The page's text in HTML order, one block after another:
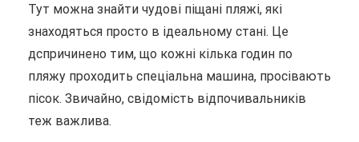
Тут можна знайти чудові піщані пляжі, які
знаходяться просто в ідеальному стані. Це
дспричинено тим, що кожні кілька годин по
пляжу проходить спеціальна машина, просівають
пісок. Звичайно, свідомість відпочивальників
теж важлива.